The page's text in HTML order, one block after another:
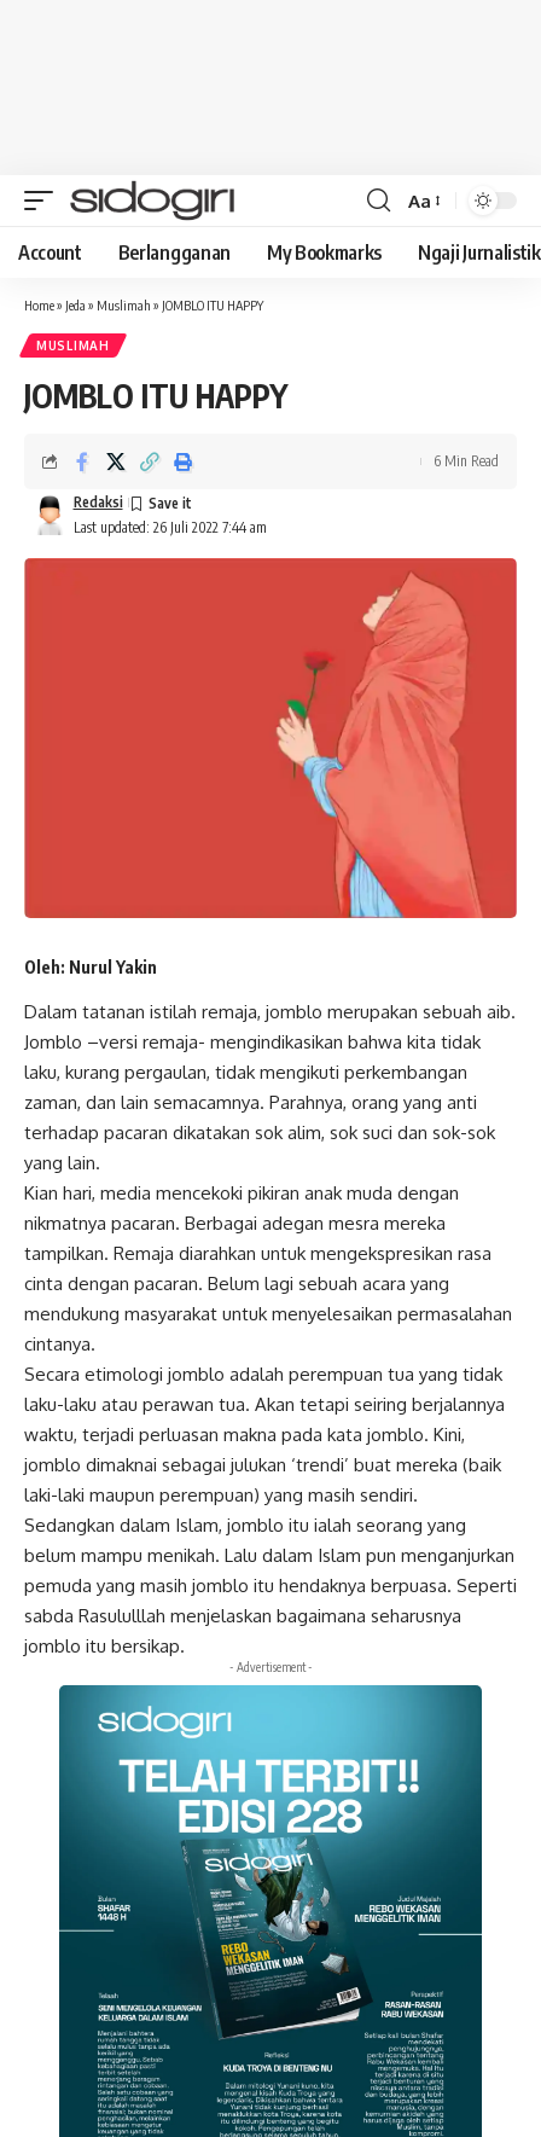
Font
Resizer
Aa
Account Berlangganan My Bookmarks Ngaji Jurnalistik
Home» Jeda » Muslimah » JOMBLO ITU HAPPY
MUSLIMAH
JOMBLO ITU HAPPY
Last updated: 26 Juli 2022 7:44 am
Redaksi
6 Min Read
Oleh: Nurul Yakin
Dalam tatanan istilah remaja, jomblo merupakan sebuah aib.
Jomblo –versi remaja- mengindikasikan bahwa kita tidak
laku, kurang pergaulan, tidak mengikuti perkembangan
zaman, dan lain semacamnya. Parahnya, orang yang anti
terhadap pacaran dikatakan sok alim, sok suci dan sok-sok
yang lain.
Kian hari, media mencekoki pikiran anak muda dengan
nikmatnya pacaran. Berbagai adegan mesra mereka
tampilkan. Remaja diarahkan untuk mengekspresikan rasa
cinta dengan pacaran. Belum lagi sebuah acara yang
mendukung masyarakat untuk menyelesaikan permasalahan
cintanya.
Secara etimologi jomblo adalah perempuan tua yang tidak
laku-laku atau perawan tua. Akan tetapi seiring berjalannya
waktu, terjadi perluasan makna pada kata jomblo. Kini,
jomblo dimaknai sebagai julukan ‘trendi’ buat mereka (baik
laki-laki maupun perempuan) yang masih sendiri.
Sedangkan dalam Islam, jomblo itu ialah seorang yang
belum mampu menikah. Lalu dalam Islam pun menganjurkan
pemuda yang masih jomblo itu hendaknya berpuasa. Seperti
sabda Rasululllah menjelaskan bagaimana seharusnya
jomblo itu bersikap.
- Advertisement -